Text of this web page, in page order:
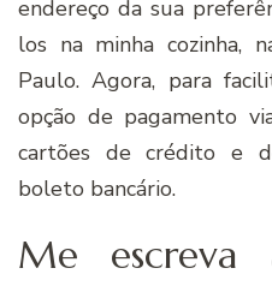
endereço da sua
los na minha cozinha,
Paulo. Agora, para
opção de pagamento
cartões de crédito e
boleto bancário.
Me escreva